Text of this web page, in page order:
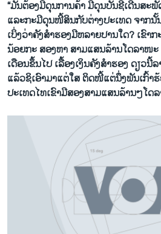
“ມັນຕ້ອງມີດຸນການຄ້າ ມີດຸນບັນຊີເດີນສະ
ແລະກະມີດຸນໜີ້ສິນກັບຕ່າງປະເທດ ຈາກນັ້
ເບິ່ງວ່າຄັງສໍາຮອງມີຫລາຍປານໃດ? ເຂົາ
ນ້ອຍກະ ສອງຫາ ສາມແສນລ້ານໂດລາໜ
ເດືອນຂຶ້ນໄປ ເລື້ອງເງິນຄັງສໍາຮອງ ດຽວນີ້
ແລ້ວຊິເອົາມາແຕ່ໃສ ຕິດໜີ້ແຕ່ນຶ່ງພັນເກົ້າ
ປະເທດໄທເຂົາມີສອງສາມແສນລ້ານໆໂດລ